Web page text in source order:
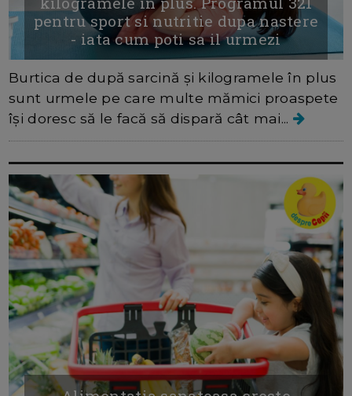
pentru sport si nutritie dupa nastere
- iata cum poti sa il urmezi
Burtica de după sarcină și kilogramele în plus
sunt urmele pe care multe mămici proaspete
își doresc să le facă să dispară cât mai...